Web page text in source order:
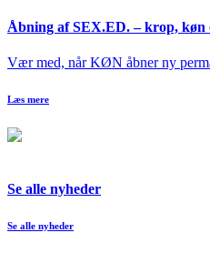
Åbning af SEX.ED. – krop, køn
Vær med, når KØN åbner ny
Læs mere
Se alle nyheder
Se alle nyheder